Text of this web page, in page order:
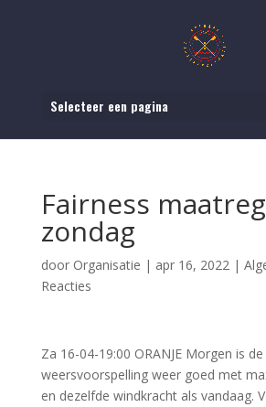
Selecteer een pagina
Fairness
zondag
door Organisatie | apr 16, 2022|
Reacties
Za 16-04-19:00 ORANJE Morgen is de
weersvoorspelling weer goed met
en dezelfde windkracht als vandaag.